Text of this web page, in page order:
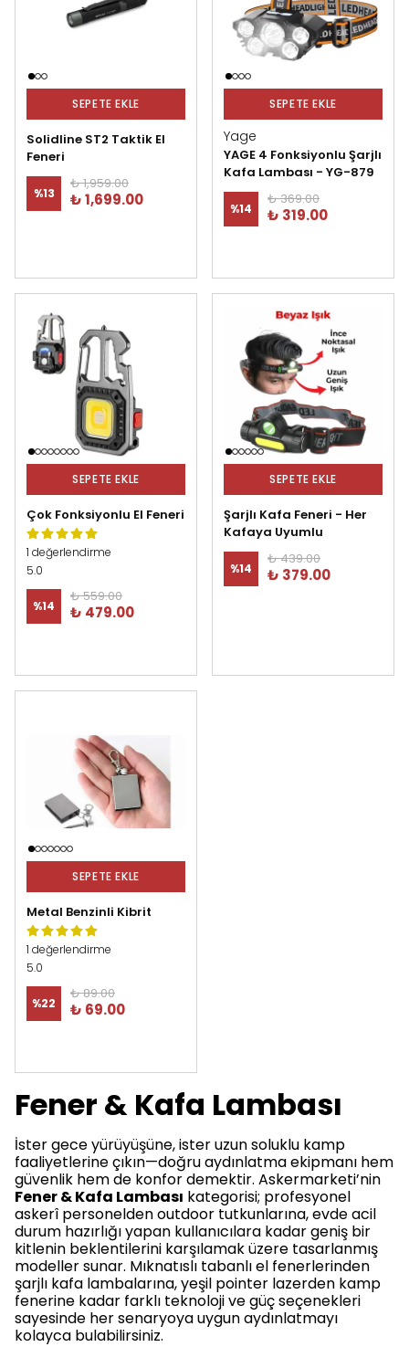
SEPETE EKLE
Solidline ST2 Taktik El
Feneri
%13
₺ 1,959.00
₺ 1,699.00
SEPETE EKLE
Yage
YAGE 4 Fonksiyonlu Şarjlı
Kafa Lambası - YG-879
%14
₺ 369.00
₺ 319.00
SEPETE EKLE
Çok Fonksiyonlu El Feneri
1 değerlendirme
5.0
%14
₺ 559.00
₺ 479.00
SEPETE EKLE
Şarjlı Kafa Feneri - Her
Kafaya Uyumlu
%14
₺ 439.00
₺ 379.00
SEPETE EKLE
Metal Benzinli Kibrit
1 değerlendirme
5.0
%22
₺ 89.00
₺ 69.00
Fener & Kafa Lambası
İster gece yürüyüşüne, ister uzun soluklu kamp
faaliyetlerine çıkın—doğru aydınlatma ekipmanı hem
güvenlik hem de konfor demektir. Askermarketi’nin
Fener & Kafa Lambası kategorisi; profesyonel
askerî personelden outdoor tutkunlarına, evde acil
durum hazırlığı yapan kullanıcılara kadar geniş bir
kitlenin beklentilerini karşılamak üzere tasarlanmış
modeller sunar. Mıknatıslı tabanlı el fenerlerinden
şarjlı kafa lambalarına, yeşil pointer lazerden kamp
fenerine kadar farklı teknoloji ve güç seçenekleri
sayesinde her senaryoya uygun aydınlatmayı
kolayca bulabilirsiniz.